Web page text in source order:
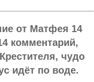
от Матфея 14
комментарий,
чудо
идёт по воде.